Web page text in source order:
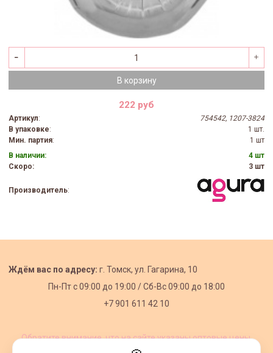
В корзину
222 руб
Артикул:
754542, 1207-3824
В упаковке:
1 шт.
Мин. партия:
1 шт
В наличии:
4 шт
Скоро:
3 шт
Производитель:
Ждём вас по адресу: г. Томск, ул. Гагарина, 10
Пн-Пт с09:00 до 19:00 /Сб-Вс 09:00 до 18:00
+7 901 611 42 10
Обратите внимание, что на сайте указаны оптовые цены,